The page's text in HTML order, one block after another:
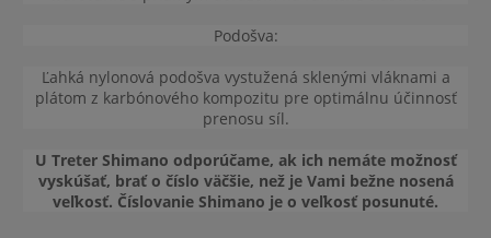
Podošva:
Ľahká nylonová podošva vystužená sklenými vláknami a
plátom z karbónového kompozitu pre optimálnu účinnosť
prenosu síl.
U Treter Shimano odporúčame, ak ich nemáte možnosť
vyskúšať, brať o číslo väčšie, než je Vami bežne nosená
veľkosť. Číslovanie Shimano je o veľkosť posunuté.